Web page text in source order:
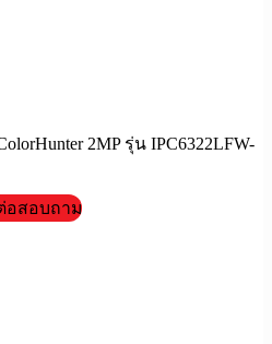
2MP รุ่น IPC6322LFW-
อสอบถาม